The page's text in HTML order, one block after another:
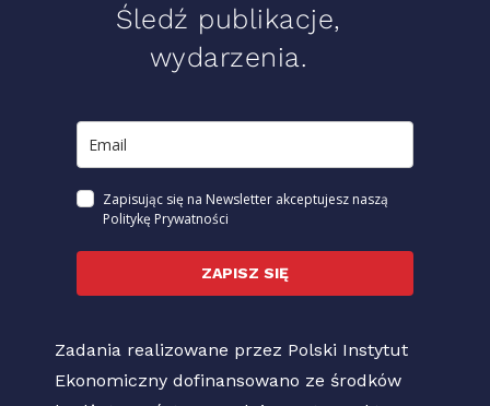
Śledź publikacje,
wydarzenia.
Zapisując się na Newsletter akceptujesz naszą
Politykę Prywatności
ZAPISZ SIĘ
Zadania realizowane przez Polski Instytut
Ekonomiczny dofinansowano ze środków